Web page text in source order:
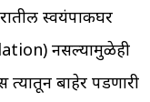
स्वयंपाकघर
नसल्यामुळेही
त्यातून बाहेर पडणारी